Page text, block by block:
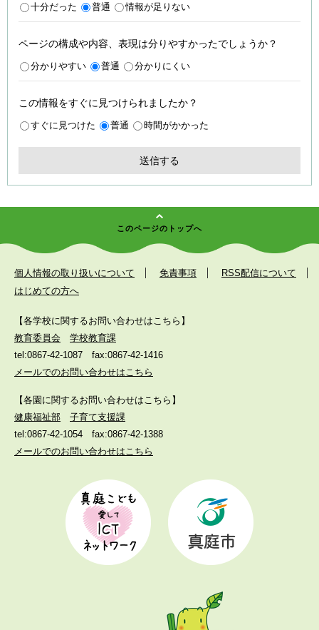
十分だった 普通 情報が足りない
ページの構成や内容、表現は分りやすかったでしょうか？
分かりやすい 普通 分かりにくい
この情報をすぐに見つけられましたか？
すぐに見つけた 普通 時間がかかった
このページのトップへ
個人情報の取り扱いについて 免責事項
RSS配信について
はじめての方へ
【各学校に関するお問い合わせはこちら】
教育委員会
学校教育課
tel:0867-42-1087
fax:0867-42-1416
メールでのお問い合わせはこちら
【各園に関するお問い合わせはこちら】
健康福祉部
子育て支援課
tel:0867-42-1054
fax:0867-42-1388
メールでのお問い合わせはこちら